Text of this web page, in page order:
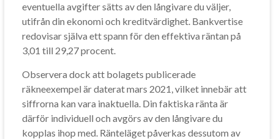
eventuella avgifter sätts av den långivare du väljer,
utifrån din ekonomi och kreditvärdighet. Bankvertise
redovisar själva ett spann för den effektiva räntan på
3,01 till 29,27 procent.
Observera dock att bolagets publicerade
räkneexempel är daterat mars 2021, vilket innebär att
siffrorna kan vara inaktuella. Din faktiska ränta är
därför individuell och avgörs av den långivare du
kopplas ihop med. Ränteläget påverkas dessutom av